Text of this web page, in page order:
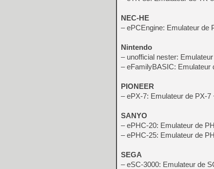
NEC-HE
– ePCEngine: Emulateur de
Nintendo
– unofficial nester:
– eFamilyBASIC: Emulateur
PIONEER
– ePX-7: Emulateur de PX-7
SANYO
– ePHC-20: Emulateur de
– ePHC-25: Emulateur de
SEGA
– eSC-3000: Emulateur de